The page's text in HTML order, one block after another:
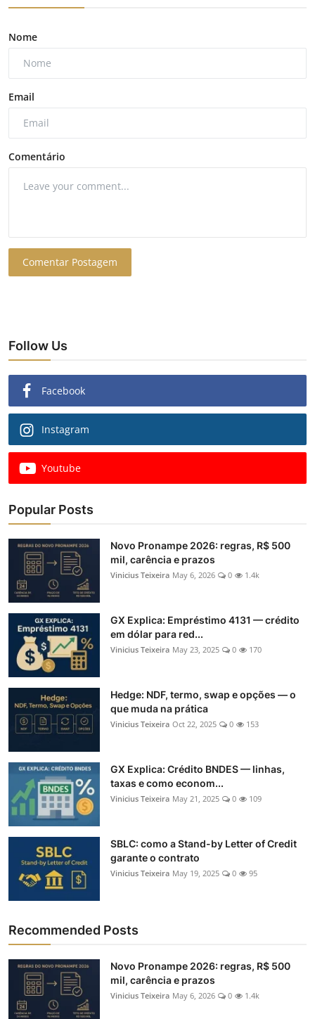
Nome
Email
Comentário
Comentar Postagem
Follow Us
Facebook
Instagram
Youtube
Popular Posts
Novo Pronampe 2026: regras, R$ 500
mil, carência e prazos
Vinicius Teixeira May 6, 2026 0 1.4k
GX Explica: Empréstimo 4131 — crédito
em dólar para red...
Vinicius Teixeira May 23, 2025 0 170
Hedge: NDF, termo, swap e opções — o
que muda na prática
Vinicius Teixeira Oct 22, 2025 0 153
GX Explica: Crédito BNDES — linhas,
taxas e como econom...
Vinicius Teixeira May 21, 2025 0 109
SBLC: como a Stand-by Letter of Credit
garante o contrato
Vinicius Teixeira May 19, 2025 0 95
Recommended Posts
Novo Pronampe 2026: regras, R$ 500
mil, carência e prazos
Vinicius Teixeira May 6, 2026 0 1.4k